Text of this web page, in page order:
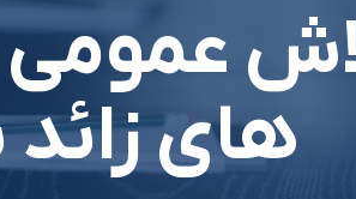
های